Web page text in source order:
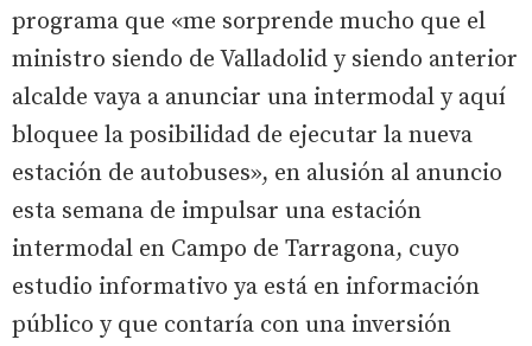
programa que «me sorprende mucho que el
ministro siendo de Valladolid y siendo anterior
alcalde vaya a anunciar una intermodal y aquí
bloquee la posibilidad de ejecutar la nueva
estación de autobuses», en alusión al anuncio
esta semana de impulsar una estación
intermodal en Campo de Tarragona, cuyo
estudio informativo ya está en información
público y que contaría con una inversión